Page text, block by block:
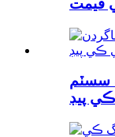
قيمت
سسٽم
پيڊ